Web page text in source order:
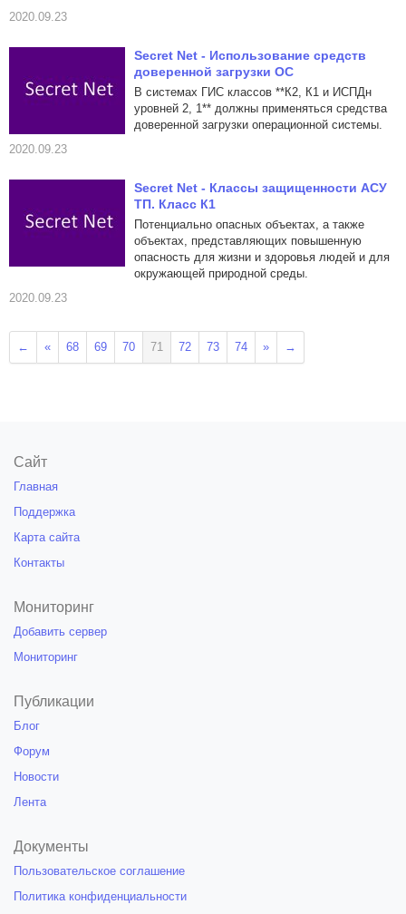
2020.09.23
Secret Net - Использование средств
доверенной загрузки ОС
В системах ГИС классов **К2, К1 и ИСПДн
уровней 2, 1** должны применяться средства
доверенной загрузки операционной системы.
2020.09.23
Secret Net - Классы защищенности АСУ
ТП. Класс К1
Потенциально опасных объектах, а также
объектах, представляющих повышенную
опасность для жизни и здоровья людей и для
окружающей природной среды.
2020.09.23
← « 68 69 70 71 72 73 74 » →
Сайт
Главная
Поддержка
Карта сайта
Контакты
Мониторинг
Добавить сервер
Мониторинг
Публикации
Блог
Форум
Новости
Лента
Документы
Пользовательское соглашение
Политика конфиденциальности